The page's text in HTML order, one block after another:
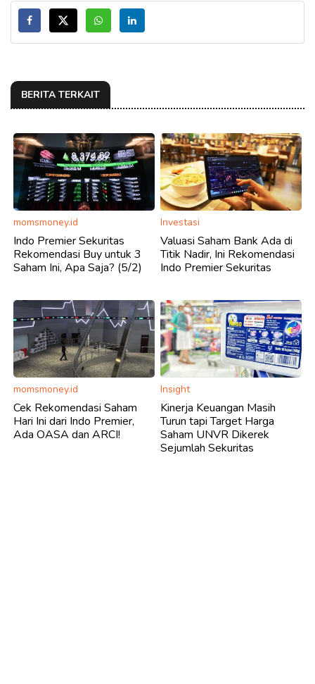
BERITA TERKAIT
momsmoney.id
Indo Premier Sekuritas
Rekomendasi Buy untuk 3
Saham Ini, Apa Saja? (5/2)
Investasi
Valuasi Saham Bank Ada di
Titik Nadir, Ini Rekomendasi
Indo Premier Sekuritas
momsmoney.id
Cek Rekomendasi Saham
Hari Ini dari Indo Premier,
Ada OASA dan ARCI!
Insight
Kinerja Keuangan Masih
Turun tapi Target Harga
Saham UNVR Dikerek
Sejumlah Sekuritas